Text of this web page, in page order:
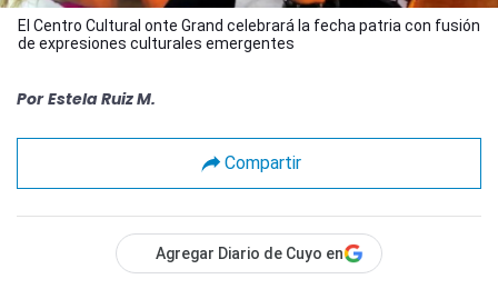
El Centro Cultural onte Grand celebrará la fecha patria con fusión
de expresiones culturales emergentes
Por Estela Ruiz M.
Compartir
Agregar Diario de Cuyo en